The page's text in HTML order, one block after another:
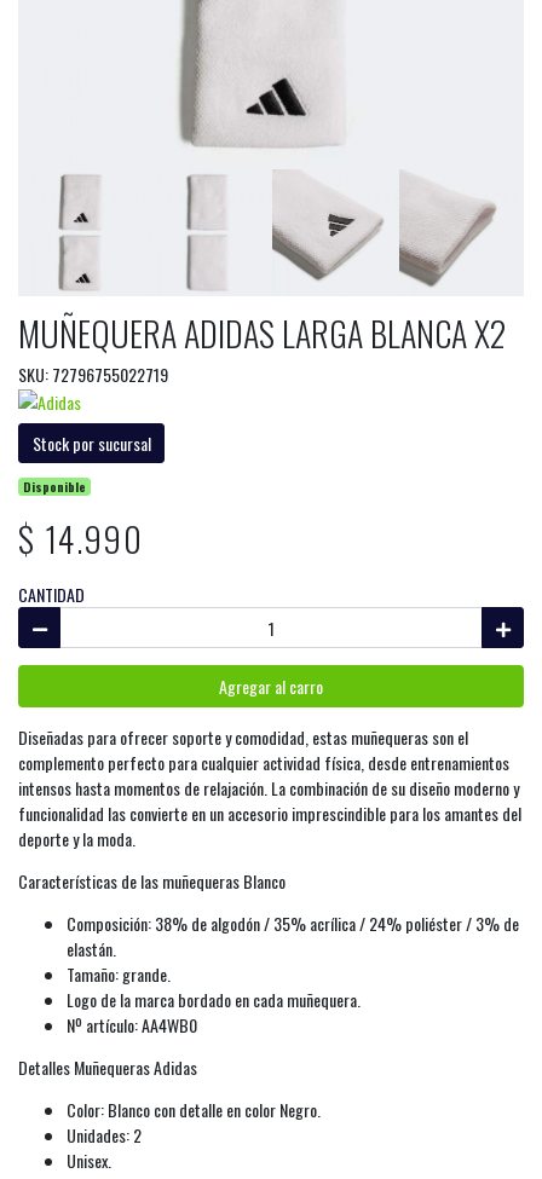
MUÑEQUERA ADIDAS LARGA BLANCA X2
SKU: 72796755022719
Stock por sucursal
Disponible
$ 14.990
CANTIDAD
Agregar al carro
Diseñadas para ofrecer soporte y comodidad, estas muñequeras son el
complemento perfecto para cualquier actividad física, desde entrenamientos
intensos hasta momentos de relajación. La combinación de su diseño moderno y
funcionalidad las convierte en un accesorio imprescindible para los amantes del
deporte y la moda.
Características de las muñequeras Blanco
Composición: 38% de algodón / 35% acrílica / 24% poliéster / 3% de
elastán.
Tamaño: grande.
Logo de la marca bordado en cada muñequera.
Nº artículo: AA4WB0
Detalles Muñequeras Adidas
Color: Blanco con detalle en color Negro.
Unidades: 2
Unisex.